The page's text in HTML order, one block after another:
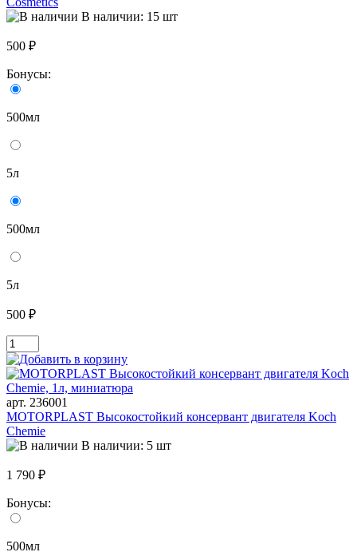
В наличии: 15 шт
500 ₽
Бонусы:
500мл
5л
500мл
5л
500 ₽
арт. 236001
MOTORPLAST Высокостойкий консервант двигателя Koch
Chemie
В наличии: 5 шт
1 790 ₽
Бонусы:
500мл